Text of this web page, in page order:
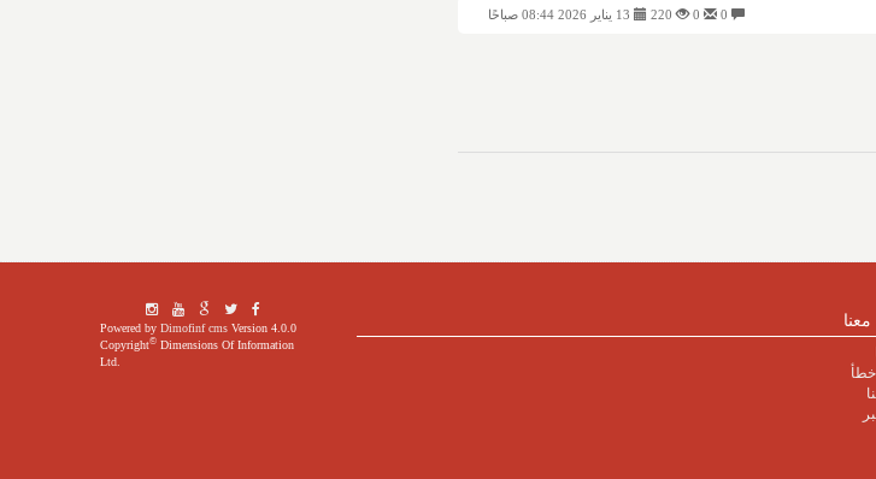
220
خطأ
Powered by Dimofinf cmsVersion 4.0.0
Copyright©Dimensions Of Information
Ltd.